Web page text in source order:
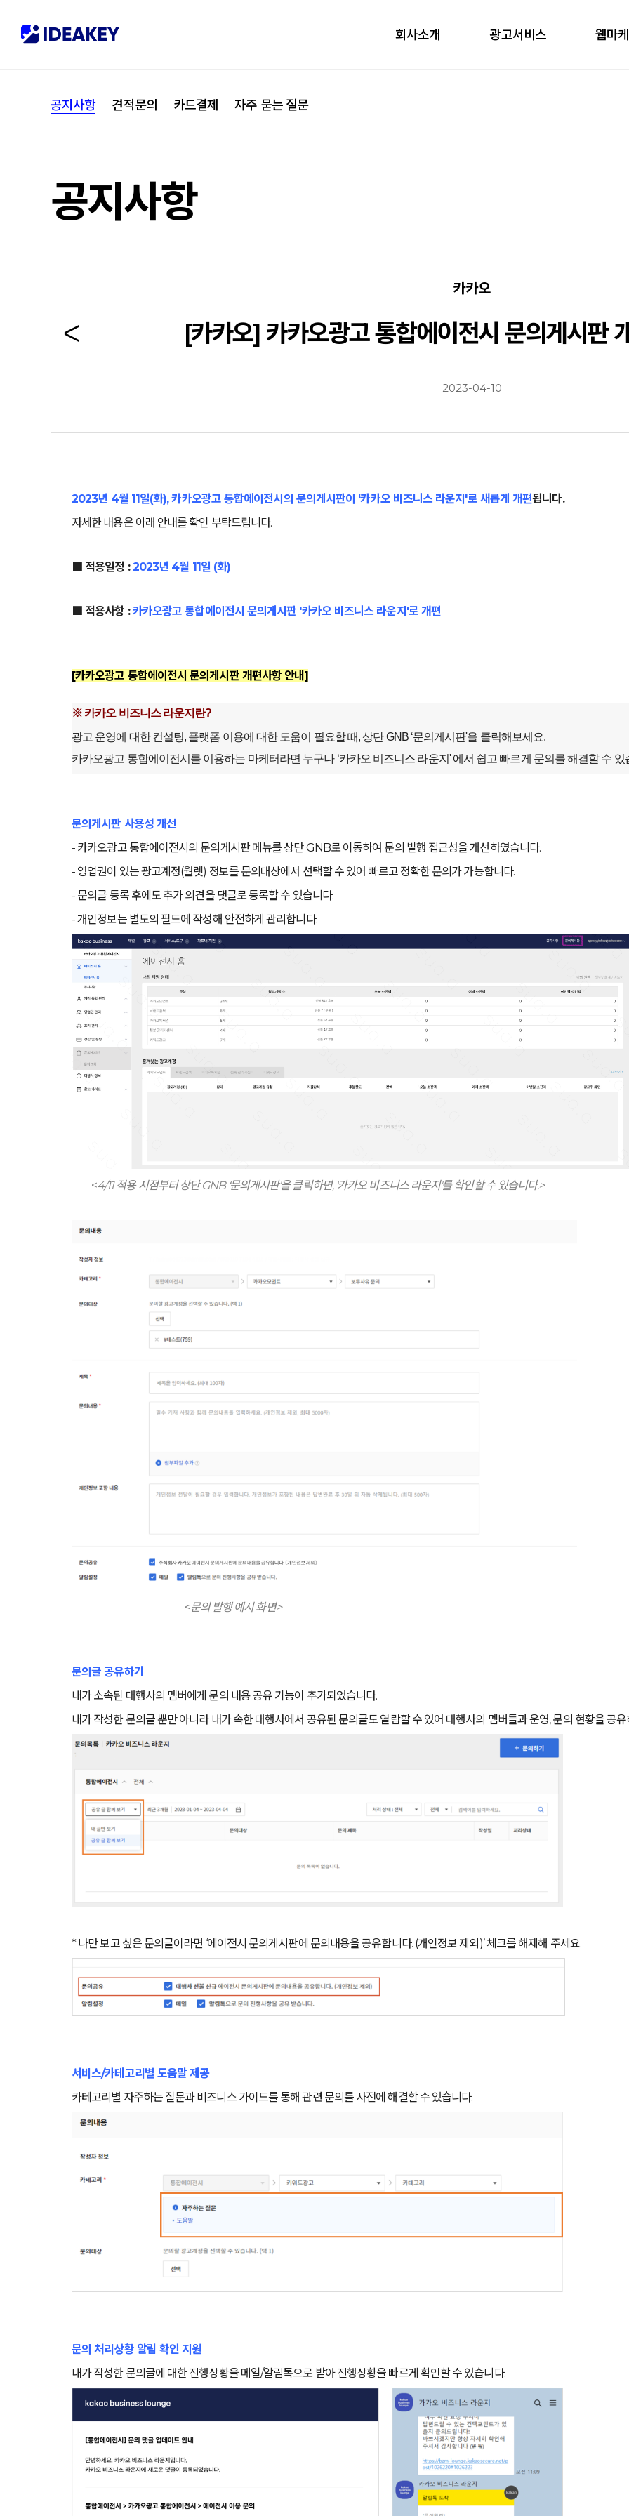
회사소개 광고서비스 웹마
공지사항 견적문의 카드결제 자주 묻는 질문
공지사항
카카오
[카카오] 카카오광고 통합에이전시 문의게시판
2023-04-10
2023년 4월 11일(화), 카카오광고 통합에이전시의 문의게시판이 ‘카카오 비즈니스 라운지'로 새롭게 개편됩니다.
자세한 내용은 아래 안내를 확인 부탁드립니다.
■ 적용일정 :2023년 4월 11일 (화)
■ 적용사항 :카카오광고 통합에이전시 문의게시판 '카카오 비즈니스 라운지'로 개편
[카카오광고 통합에이전시 문의게시판 개편사항 안내]
※ 카카오 비즈니스 라운지란?
광고 운영에 대한 컨설팅, 플랫폼 이용에 대한 도움이 필요할 때, 상단 GNB ‘문의게시판'을 클릭해보세요.
카카오광고 통합에이전시를 이용하는 마케터라면 누구나 ‘카카오 비즈니스 라운지' 에서 쉽고 빠르게 문의를 해결할 수 있
문의게시판 사용성 개선
- 카카오광고 통합에이전시의 문의게시판 메뉴를 상단 GNB로 이동하여 문의 발행 접근성을 개선하였습니다.
- 영업권이 있는 광고계정(월렛) 정보를 문의대상에서 선택할 수 있어 빠르고 정확한 문의가 가능합니다.
- 문의글 등록 후에도 추가 의견을 댓글로 등록할 수 있습니다.
- 개인정보는 별도의 필드에 작성해 안전하게 관리합니다.
<4/11 적용 시점부터 상단 GNB ‘문의게시판'을 클릭하면, ‘카카오 비즈니스 라운지'를 확인할 수 있습니다.>
<문의 발행 예시 화면>
문의글 공유하기
내가 소속된 대행사의 멤버에게 문의 내용 공유 기능이 추가되었습니다.
내가 작성한 문의글 뿐만 아니라 내가 속한 대행사에서 공유된 문의글도 열람할 수 있어 대행사의 멤버들과 운영, 문의 현황을 공
* 나만 보고 싶은 문의글이라면 ‘에이전시 문의게시판에 문의내용을 공유합니다. (개인정보 제외)’ 체크를 해제해 주세요.
서비스/카테고리별 도움말 제공
카테고리별 자주하는 질문과 비즈니스 가이드를 통해 관련 문의를 사전에 해결할 수 있습니다.
문의 처리상황 알림 확인 지원
내가 작성한 문의글에 대한 진행상황을 메일/알림톡으로 받아 진행상황을 빠르게 확인할 수 있습니다.